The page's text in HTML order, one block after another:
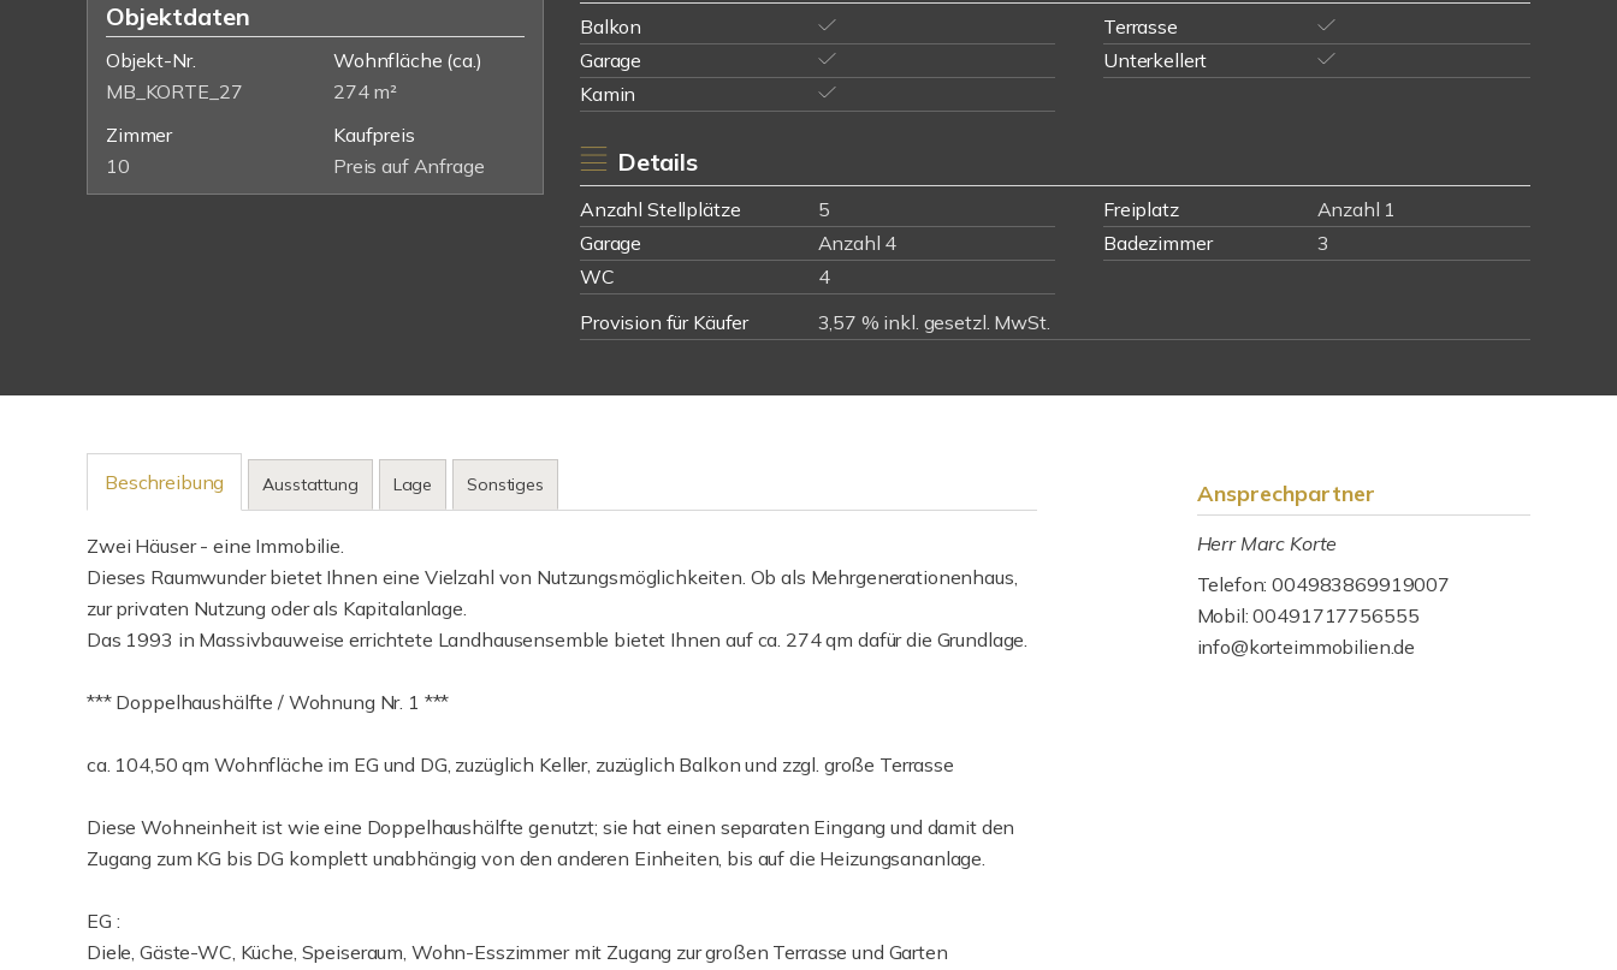
Objektdaten
Objekt-Nr.
MB_KORTE_27
Wohnfläche (ca.)
274 m²
Zimmer
10
Kaufpreis
Preis auf Anfrage
Balkon
Terrasse
Garage
Unterkellert
Kamin
Details
Anzahl Stellplätze 5 Freiplatz
Anzahl 1
Garage
Anzahl 4 Badezimmer
3
WC
4
Provision für Käufer
3,57 % inkl. gesetzl. MwSt.
Beschreibung Ausstattung Lage Sonstiges
Zwei Häuser - eine Immobilie.
Dieses Raumwunder bietet Ihnen eine Vielzahl von Nutzungsmöglichkeiten. Ob als Mehrgenerationenhaus,
zur privaten Nutzung oder als Kapitalanlage.
Das 1993 in Massivbauweise errichtete Landhausensemble bietet Ihnen auf ca. 274 qm dafür die Grundlage.
*** Doppelhaushälfte / Wohnung Nr. 1 ***
ca. 104,50 qm Wohnfläche im EG und DG, zuzüglich Keller, zuzüglich Balkon und zzgl. große Terrasse
Diese Wohneinheit ist wie eine Doppelhaushälfte genutzt; sie hat einen separaten Eingang und damit den
Zugang zum KG bis DG komplett unabhängig von den anderen Einheiten, bis auf die Heizungsananlage.
EG :
Diele, Gäste-WC, Küche, Speiseraum, Wohn-Esszimmer mit Zugang zur großen Terrasse und Garten
Ansprechpartner
Herr Marc Korte
Telefon: 004983869919007
Mobil: 00491717756555
info@korteimmobilien.de